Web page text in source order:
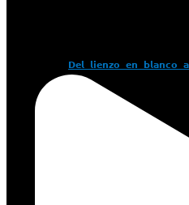
𝗗𝗲𝗹 𝗹𝗶𝗲𝗻𝘇𝗼 𝗲𝗻